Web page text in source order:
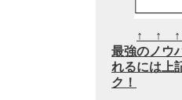
↑ ↑
最強のノウ
れるには上
ク！